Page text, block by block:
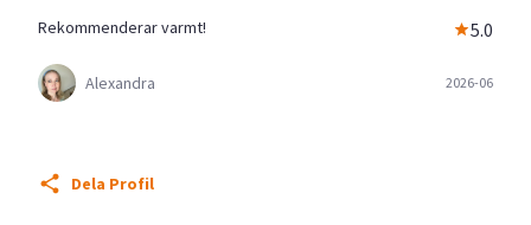
Rekommenderar varmt! 5.0
Alexandra 2026-06
Dela Profil